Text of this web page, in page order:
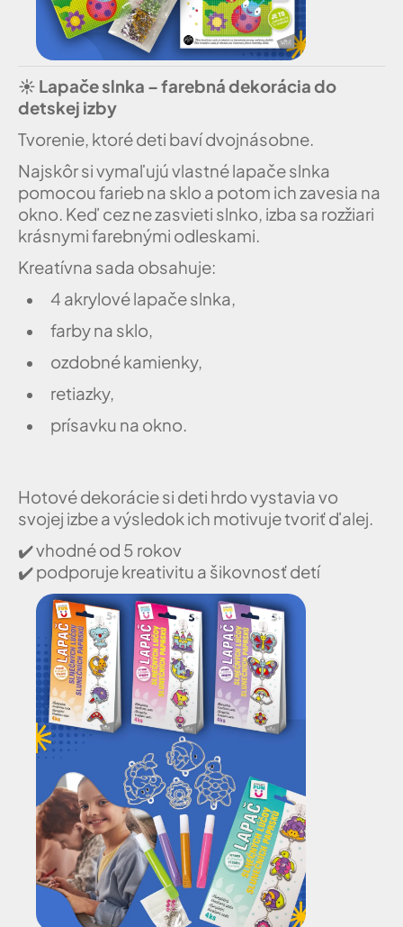
☀️ Lapače slnka – farebná dekorácia do
detskej izby
Tvorenie, ktoré deti baví dvojnásobne.
Najskôr si vymaľujú vlastné lapače slnka
pomocou farieb na sklo a potom ich zavesia na
okno. Keď cez ne zasvieti slnko, izba sa rozžiari
krásnymi farebnými odleskami.
Kreatívna sada obsahuje:
4 akrylové lapače slnka,
farby na sklo,
ozdobné kamienky,
retiazky,
prísavku na okno.
Hotové dekorácie si deti hrdo vystavia vo
svojej izbe a výsledok ich motivuje tvoriť ďalej.
✔️vhodné od 5 rokov
✔️podporuje kreativitu a šikovnosť detí